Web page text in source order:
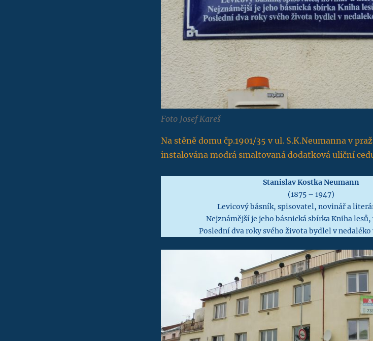
Foto Josef Kareš
Na stěně domu čp.1901/35 v ul. S.K.Neumanna v
instalována modrá smaltovaná dodatková uliční
Stanislav Kostka Neumann
(1875 – 1947)
Levicový básník, spisovatel, novinář a
Nejznámější je jeho básnická sbírka Kniha lesů,
Poslední dva roky svého života bydlel v